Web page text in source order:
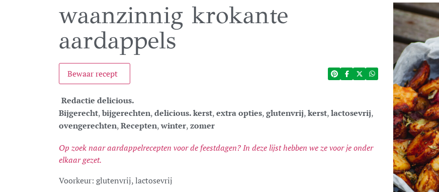
waanzinnig krokante
aardappels
Bewaar recept
Redactie delicious.
Bijgerecht,bijgerechten,delicious. kerst,extra opties,glutenvrij,kerst,lactosevrij,
ovengerechten,Recepten,winter,zomer
Op zoek naar aardappelrecepten voor de feestdagen? In deze lijst hebben we ze voor je onder
elkaar gezet.
Voorkeur: glutenvrij, lactosevrij